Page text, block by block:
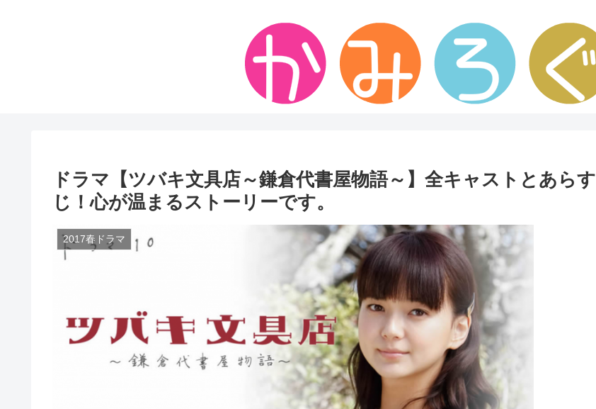
ドラマ【ツバキ文具店～鎌倉代書屋物語～】全キャストとあらす
じ！心が温まるストーリーです。
2017春ドラマ